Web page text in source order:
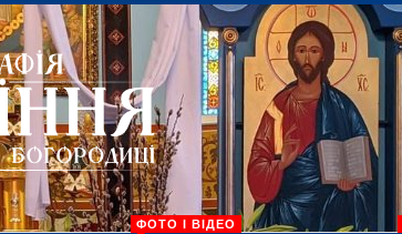
ФОТО І ВІДЕО